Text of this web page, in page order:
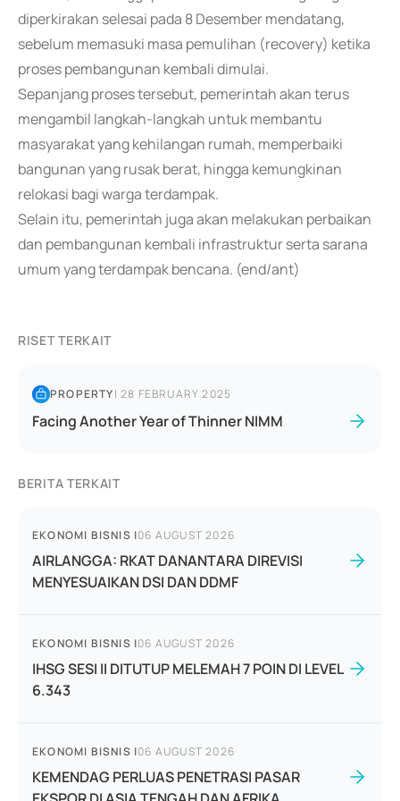
diperkirakan selesai pada 8 Desember mendatang,
sebelum memasuki masa pemulihan (recovery) ketika
proses pembangunan kembali dimulai.
Sepanjang proses tersebut, pemerintah akan terus
mengambil langkah-langkah untuk membantu
masyarakat yang kehilangan rumah, memperbaiki
bangunan yang rusak berat, hingga kemungkinan
relokasi bagi warga terdampak.
Selain itu, pemerintah juga akan melakukan perbaikan
dan pembangunan kembali infrastruktur serta sarana
umum yang terdampak bencana. (end/ant)
RISET TERKAIT
PROPERTY|28 FEBRUARY 2025
Facing Another Year of Thinner NIMM
BERITA TERKAIT
EKONOMI BISNIS |06 AUGUST 2026
AIRLANGGA: RKAT DANANTARA DIREVISI
MENYESUAIKAN DSI DAN DDMF
EKONOMI BISNIS |06 AUGUST 2026
IHSG SESI II DITUTUP MELEMAH 7 POIN DI LEVEL
6.343
EKONOMI BISNIS |06 AUGUST 2026
KEMENDAG PERLUAS PENETRASI PASAR